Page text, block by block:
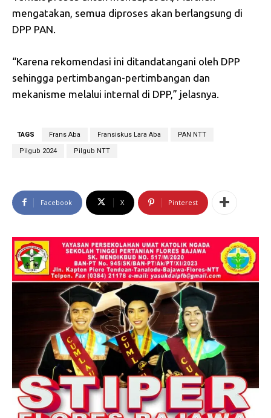
mengatakan, semua diproses akan berlangsung di
DPP PAN.
“Karena rekomendasi ini ditandatangani oleh DPP
sehingga pertimbangan-pertimbangan dan
mekanisme melalui internal di DPP,” jelasnya.
TAGS Frans Aba Fransiskus Lara Aba PAN NTT
Pilgub 2024 Pilgub NTT
Facebook X Pinterest